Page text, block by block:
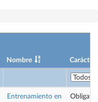
Nombre Carácter
Entrenamiento en